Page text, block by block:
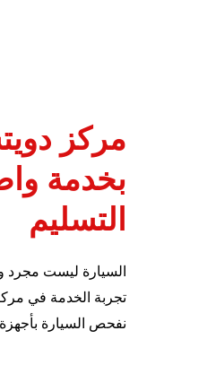
مركز
بخدمة
التسليم
السيارة ليست مجرد
تجربة الخدمة في
نفحص السيارة